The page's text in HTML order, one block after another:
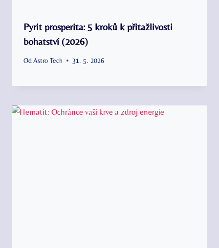
Pyrit prosperita: 5 kroků k přitažlivosti
bohatství (2026)
Od Astro Tech 31. 5. 2026